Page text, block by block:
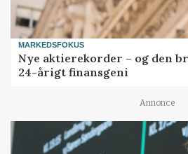
MARKEDSFOKUS
Nye aktierekorder – og den
24-årigt finansgeni
Annonce